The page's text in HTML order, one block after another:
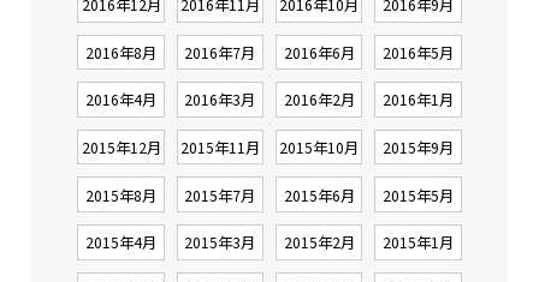
2016年12月 2016年11月 2016年10月 2016年9月
2016年8月 2016年7月 2016年6月 2016年5月
2016年4月 2016年3月 2016年2月 2016年1月
2015年12月 2015年11月 2015年10月 2015年9月
2015年8月 2015年7月 2015年6月 2015年5月
2015年4月 2015年3月 2015年2月 2015年1月